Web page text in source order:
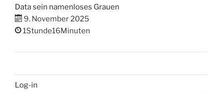
Data sein namenloses Grauen
9. November 2025
1Stunde16Minuten
Log-in